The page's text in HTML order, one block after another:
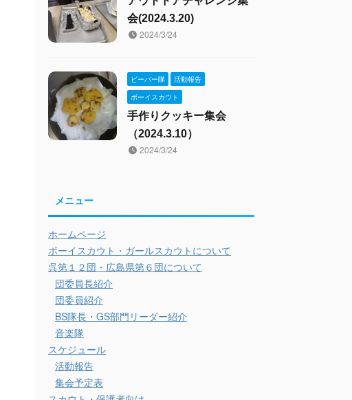
会(2024.3.20)
2024/3/24
ビーバー隊
活動報告
ボーイスカウト
手作りクッキー集会
（2024.3.10）
2024/3/24
メニュー
ホームページ
ボーイスカウト・ガールスカウトについて
呉第１２団・広島県第６団について
団委員長紹介
団委員紹介
BS隊長・GS部門リーダー紹介
音楽隊
スケジュール
活動報告
集会予定表